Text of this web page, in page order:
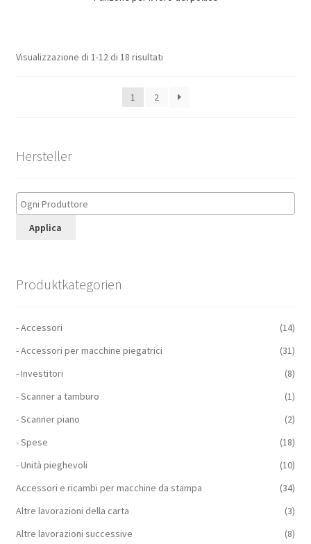
Visualizzazione di 1-12 di 18 risultati
1 2
Hersteller
Applica
Produktkategorien
- Accessori
(14)
- Accessori per macchine piegatrici
(31)
- Investitori
(8)
- Scanner a tamburo
(1)
- Scanner piano
(2)
- Spese
(18)
- Unità pieghevoli
(10)
Accessori e ricambi per macchine da stampa
(34)
Altre lavorazioni della carta
(3)
Altre lavorazioni successive
(8)